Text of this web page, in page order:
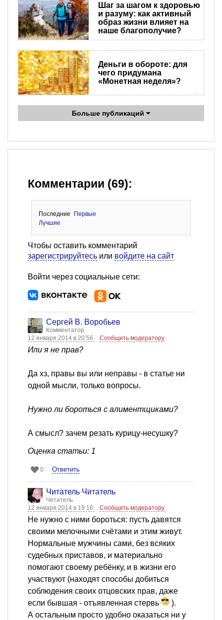
Шаг за шагом к здоровью
и разуму: как активный
образ жизни влияет на
наше благополучие?
Деньги в обороте: для
чего придумана
«Монетная неделя»?
Больше публикаций
Комментарии (69):
Последние
Первые
Лучшие
Чтобы оставить комментарий
зарегистрируйтесь или войдите на сайт
Войти через социальные сети:
Сергей В. Воробьев
Комментатор
12 января 2014 в 20:56
Сообщить модератору
Или я не прав?
Да хз, правы вы или неправы - в статье ни
одной мысли, только вопросы.
Нужно ли бороться с алиментщиками?
А смысл? зачем резать курицу-несушку?
Оценка статьи: 1
0 Ответить
Читатель Читатель
Читатель
12 января 2014 в 19:16
Сообщить модератору
Не нужно с ними бороться: пусть давятся
своими мелочными счётами и этим живут.
Нормальные мужчины сами, без всяких
судебных приставов, и материально
помогают своему ребёнку, и в жизни его
участвуют (находят способы добиться
соблюдения своих отцовских прав, даже
если бывшая - отъявленная стервь
).
А остальным просто удобно оказаться ни у